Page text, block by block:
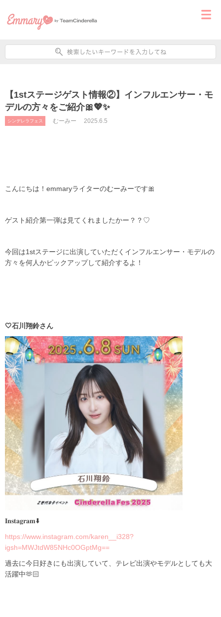
【1stステージゲスト情報②】インフルエンサー・モ
デルの方々をご紹介🎀💖✨
シンデレラフェス むーみー 2025.6.5
こんにちは！emmaryライターのむーみーです🎀
ゲスト紹介第一弾は見てくれましたかー？？♡
今回は1stステージに出演していただくインフルエンサー・モデルの
方々を何人かピックアップして紹介するよ！
🤍石川翔鈴さん
𝐈𝐧𝐬𝐭𝐚𝐠𝐫𝐚𝐦⬇️
https://www.instagram.com/karen__i328?
igsh=MWJtdW85NHc0OGptMg==
過去に今日好きにも出演していて、テレビ出演やモデルとしても大
活躍中🫶🏻